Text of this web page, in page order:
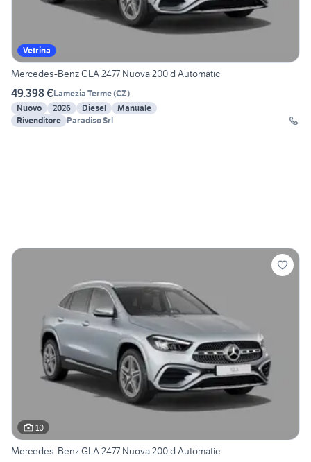
Vetrina
Mercedes-Benz GLA 2477 Nuova 200 d Automatic
49.398 €Lamezia Terme(CZ)
Nuovo
2026 Diesel
Manuale
Rivenditore Paradiso Srl
10
Mercedes-Benz GLA 2477 Nuova 200 d Automatic